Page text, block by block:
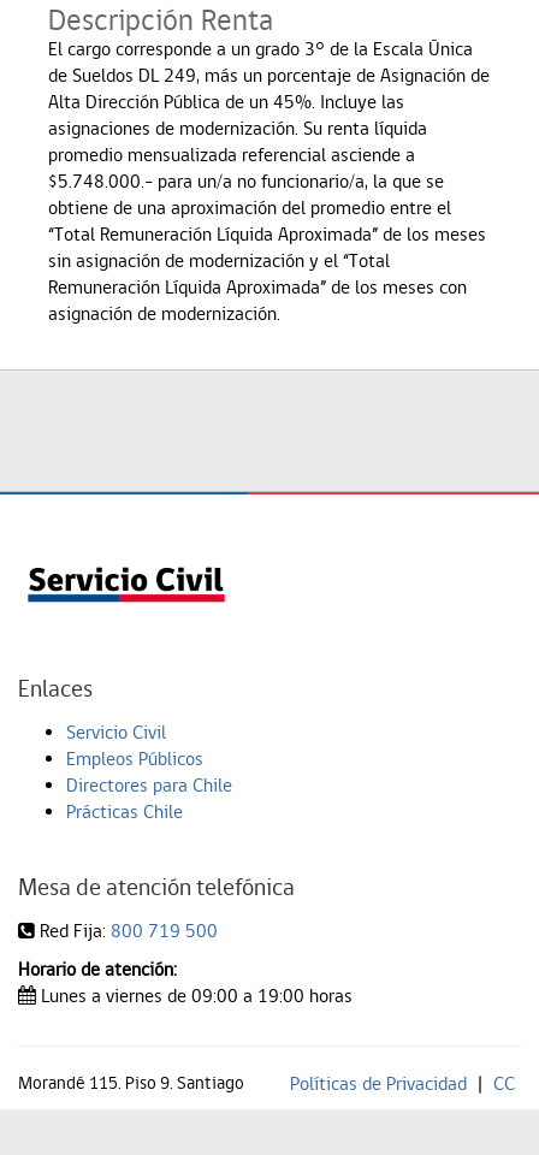
Descripción Renta
El cargo corresponde a un grado 3° de la Escala Única
de Sueldos DL 249, más un porcentaje de Asignación de
Alta Dirección Pública de un 45%. Incluye las
asignaciones de modernización. Su renta líquida
promedio mensualizada referencial asciende a
$5.748.000.- para un/a no funcionario/a, la que se
obtiene de una aproximación del promedio entre el
“Total Remuneración Líquida Aproximada” de los meses
sin asignación de modernización y el “Total
Remuneración Líquida Aproximada” de los meses con
asignación de modernización.
Enlaces
Servicio Civil
Empleos Públicos
Directores para Chile
Prácticas Chile
Mesa de atención telefónica
Red Fija: 800 719 500
Horario de atención:
Lunes a viernes de 09:00 a 19:00 horas
Morandé 115. Piso 9. Santiago Políticas de Privacidad | CC